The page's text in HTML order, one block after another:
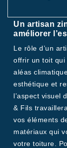
Un artisan
améliorer
Le rôle d’un
offrir un toit qui
aléas
esthétique et
l’aspect visuel
& Fils
vos éléments
matériaux qui
votre toiture.